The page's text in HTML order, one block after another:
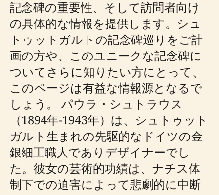
記念碑の重要性、そして訪問者向け
の具体的な情報を提供します。シュ
トゥットガルトの記念碑巡りをご計
画の方や、このユニークな記念碑に
ついてさらに知りたい方にとって、
このページは有益な情報源となるで
しょう。 パウラ・シュトラウス
（1894年-1943年）は、シュトゥット
ガルト生まれの先駆的なドイツの金
銀細工職人でありデザイナーでし
た。彼女の芸術的功績は、ナチス体
制下での迫害によって悲劇的に中断